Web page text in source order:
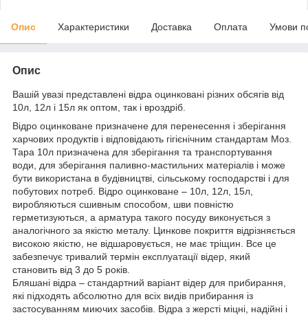
Опис Характеристики Доставка Оплата Умови
Опис
Вашій увазі представлені відра оцинковані різних обсягів від
10л, 12л і 15л як оптом, так і вроздріб.
Відро оцинковане призначене для перенесення і зберігання
харчових продуктів і відповідають гігієнічним стандартам Моз.
Тара 10л призначена для зберігання та транспортування
води, для зберігання паливно-мастильних матеріалів і може
бути використана в будівництві, сільському господарстві і для
побутових потреб. Відро оцинковане – 10л, 12л, 15л,
виробляються сшивным способом, шви повністю
герметизуються, а арматура такого посуду виконується з
аналогічного за якістю металу. Цинкове покриття відрізняється
високою якістю, не відшаровується, не має тріщин. Все це
забезпечує тривалий термін експлуатації відер, який
становить від 3 до 5 років.
Бляшані відра – стандартний варіант відер для прибирання,
які підходять абсолютно для всіх видів прибирання із
застосуванням миючих засобів. Відра з жерсті міцні, надійні і